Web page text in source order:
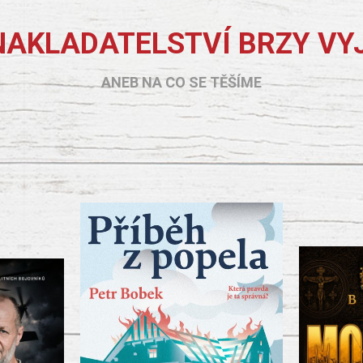
BRZY
ANEB NA CO SE TĚŠÍME